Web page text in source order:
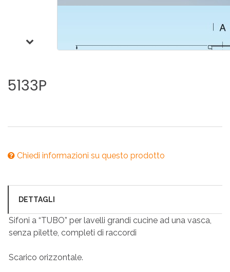
5133P
Chiedi informazioni su questo prodotto
DETTAGLI
Sifoni a “TUBO” per lavelli grandi cucine ad una vasca,
senza pilette, completi di raccordi
Scarico orizzontale.